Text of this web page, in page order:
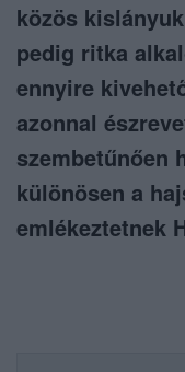
közös
pedig ritka
ennyire
azonnal
szembetűnően
különösen a
emlékeztetnek